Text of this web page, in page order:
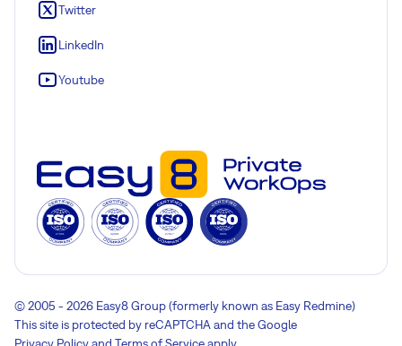
Twitter
LinkedIn
Youtube
© 2005 - 2026 Easy8 Group (formerly known as Easy Redmine)
This site is protected by reCAPTCHA and the Google